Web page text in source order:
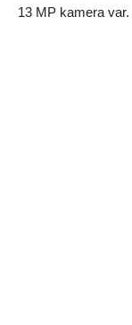
13 MP kamera var.